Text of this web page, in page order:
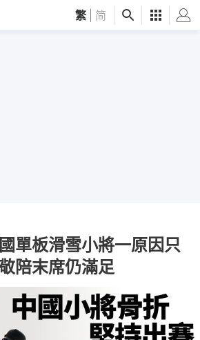
繁 简
單板滑雪小將一原因只
陪末席仍滿足